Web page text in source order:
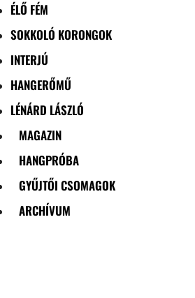
ÉLŐ FÉM
SOKKOLÓ KORONGOK
INTERJÚ
HANGERŐMŰ
LÉNÁRD LÁSZLÓ
MAGAZIN
HANGPRÓBA
GYŰJTŐI CSOMAGOK
ARCHÍVUM